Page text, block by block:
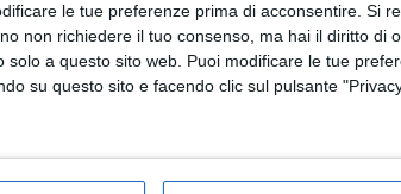
le tue preferenze prima di acconsentire. Si
non richiedere il tuo consenso, ma hai il diritto di
solo a questo sito web. Puoi modificare le tue
su questo sito e facendo clic sul pulsante